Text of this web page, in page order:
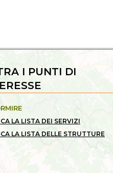
I PUNTI DI
LA LISTA DEI SERVIZI
LA LISTA DELLE STRUTTURE